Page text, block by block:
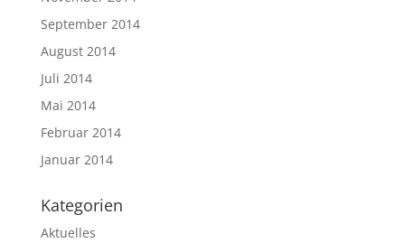
September 2014
August 2014
Juli 2014
Mai 2014
Februar 2014
Januar 2014
Kategorien
Aktuelles